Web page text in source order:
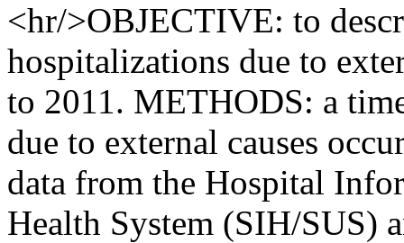
<hr/>OBJECTIVE: to
hospitalizations due to
to 2011. METHODS: a
due to external causes
data from the Hospital
Health System (SIH/SUS)